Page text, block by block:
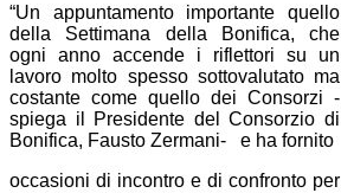
“Un appuntamento importante quello
della Settimana della Bonifica, che
ogni anno accende i riflettori su un
lavoro molto spesso sottovalutato ma
costante come quello dei Consorzi -
spiega il Presidente del Consorzio di
Bonifica, Fausto Zermani- e ha fornito
occasioni di incontro e di confronto per